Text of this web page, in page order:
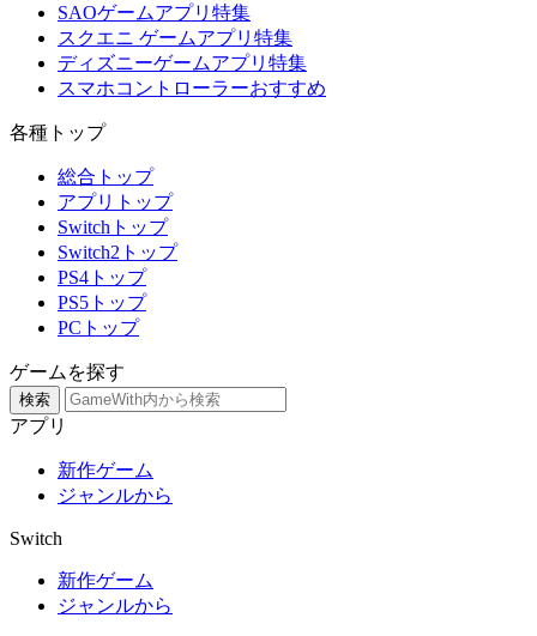
SAOゲームアプリ特集
スクエニ ゲームアプリ特集
ディズニーゲームアプリ特集
スマホコントローラーおすすめ
各種トップ
総合トップ
アプリトップ
Switchトップ
Switch2トップ
PS4トップ
PS5トップ
PCトップ
ゲームを探す
検索
アプリ
新作ゲーム
ジャンルから
Switch
新作ゲーム
ジャンルから